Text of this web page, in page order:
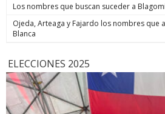
Los nombres que buscan suceder a
Ojeda, Arteaga y Fajardo los nombres que
Blanca
ELECCIONES 2025